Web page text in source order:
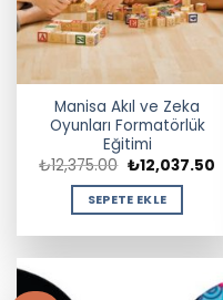
Manisa Akıl ve Zeka
Oyunları Formatörlük
Eğitimi
₺12,375.00 Orijinal
fiyat:
₺12,375.00.
₺12,037.50Şu
SEPETE EKLE